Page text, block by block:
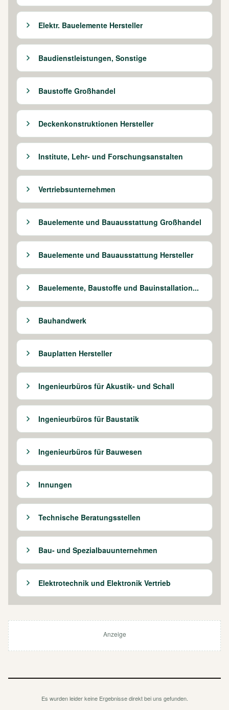
Elektr. Bauelemente Hersteller
Baudienstleistungen, Sonstige
Baustoffe Großhandel
Deckenkonstruktionen Hersteller
Institute, Lehr- und Forschungsanstalten
Vertriebsunternehmen
Bauelemente und Bauausstattung Großhandel
Bauelemente und Bauausstattung Hersteller
Bauelemente, Baustoffe und Bauinstallation...
Bauhandwerk
Bauplatten Hersteller
Ingenieurbüros für Akustik- und Schall
Ingenieurbüros für Baustatik
Ingenieurbüros für Bauwesen
Innungen
Technische Beratungsstellen
Bau- und Spezialbauunternehmen
Elektrotechnik und Elektronik Vertrieb
Anzeige
Es wurden leider keine Ergebnisse direkt bei uns gefunden.